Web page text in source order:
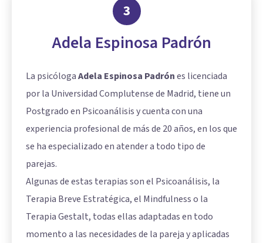
3
Adela Espinosa Padrón
La psicólogaAdela Espinosa Padrónes licenciada
por la Universidad Complutense de Madrid, tiene un
Postgrado en Psicoanálisis y cuenta con una
experiencia profesional de más de 20 años, en los que
se ha especializado en atender a todo tipo de
parejas.
Algunas de estas terapias son el Psicoanálisis, la
Terapia Breve Estratégica, el Mindfulness o la
Terapia Gestalt, todas ellas adaptadas en todo
momento a las necesidades de la pareja y aplicadas